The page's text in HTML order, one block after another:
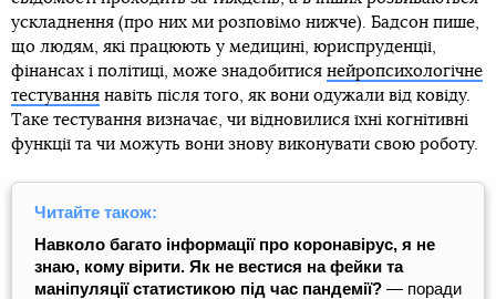
ускладнення (про них ми розповімо нижче). Бадсон пише,
що людям, які працюють у медицині, юриспруденції,
фінансах і політиці, може знадобитися нейропсихологічне
тестування навіть після того, як вони одужали від ковіду.
Таке тестування визначає, чи відновилися їхні когнітивні
функції та чи можуть вони знову виконувати свою роботу.
Читайте також:
Навколо багато інформації про коронавірус, я не
знаю, кому вірити. Як не вестися на фейки та
маніпуляції статистикою під час пандемії? — поради